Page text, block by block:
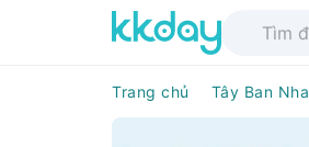
Trang chủ Tây Ban Nha